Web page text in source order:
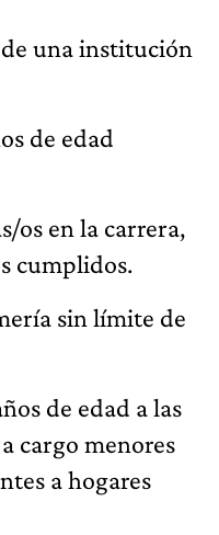
una institución
de edad
os en la carrera,
cumplidos.
sin límite de
de edad a las
cargo menores
a hogares